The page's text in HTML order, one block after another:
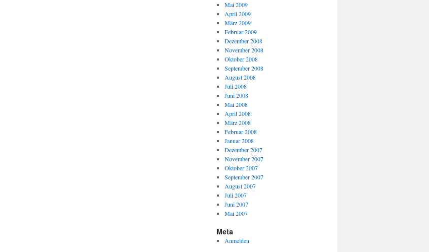
Mai 2009
April 2009
März 2009
Februar 2009
Dezember 2008
November 2008
Oktober 2008
September 2008
August 2008
Juli 2008
Juni 2008
Mai 2008
April 2008
März 2008
Februar 2008
Januar 2008
Dezember 2007
November 2007
Oktober 2007
September 2007
August 2007
Juli 2007
Juni 2007
Mai 2007
Meta
Anmelden